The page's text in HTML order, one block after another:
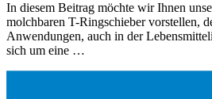
In diesem Beitrag möchte wir Ihnen
molchbaren T-Ringschieber vorstellen,
Anwendungen, auch in der
sich um eine …